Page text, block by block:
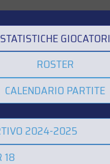
STATISTICHE GIOCATORI
ROSTER
CALENDARIO PARTITE